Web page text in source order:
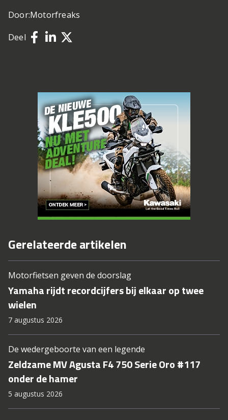
Door:Motorfreaks
Deel
Gerelateerde artikelen
Motorfietsen geven de doorslag
Yamaha rijdt recordcijfers bij elkaar op twee
wielen
7 augustus 2026
De wedergeboorte van een legende
Zeldzame MV Agusta F4 750 Serie Oro #117
onder de hamer
5 augustus 2026